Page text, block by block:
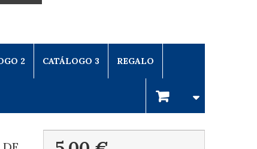
2 CATÁLOGO 3 REGALO